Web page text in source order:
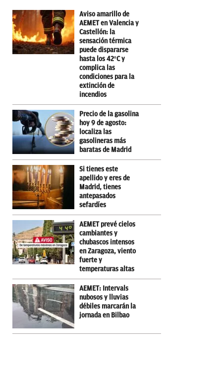
Aviso amarillo de
AEMET en Valencia y
Castellón: la
sensación térmica
puede dispararse
hasta los 42ºC y
complica las
condiciones para la
extinción de
incendios
Precio de la gasolina
hoy 9 de agosto:
localiza las
gasolineras más
baratas de Madrid
Si tienes este
apellido y eres de
Madrid, tienes
antepasados
sefardíes
AEMET prevé cielos
cambiantes y
chubascos intensos
en Zaragoza, viento
fuerte y
temperaturas altas
AEMET: Intervals
nubosos y lluvias
débiles marcarán la
jornada en Bilbao